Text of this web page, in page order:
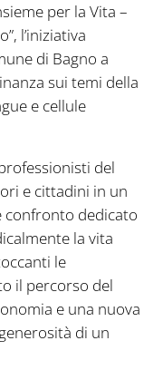
per la Vita –
l’iniziativa
di Bagno a
sui temi della
e cellule
del
e cittadini in un
dedicato
la vita
le
il percorso del
e una nuova
di un